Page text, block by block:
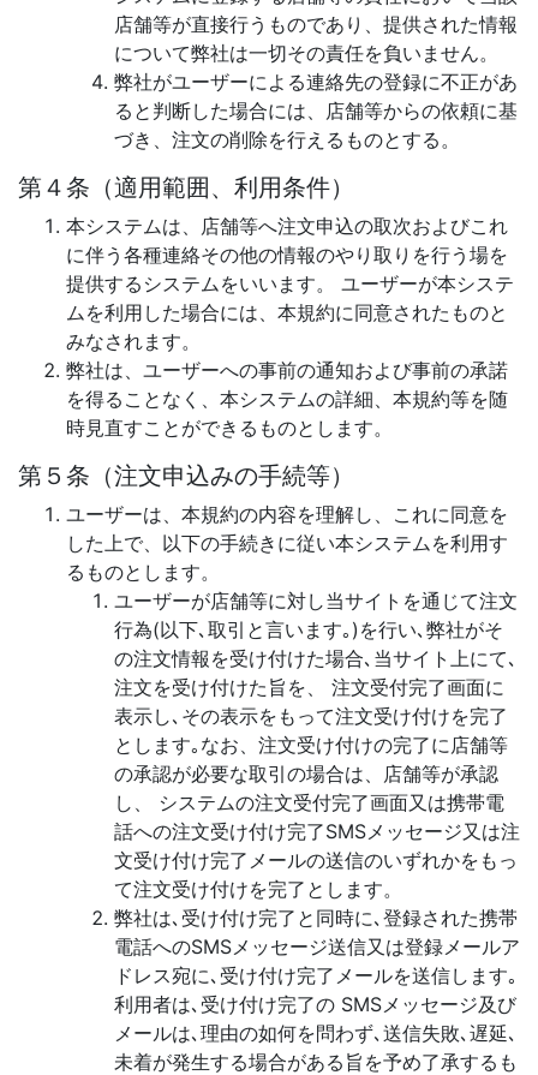
店舗等が直接行うものであり、提供された情報
について弊社は一切その責任を負いません。
弊社がユーザーによる連絡先の登録に不正があ
ると判断した場合には、店舗等からの依頼に基
づき、注文の削除を行えるものとする。
第４条（適用範囲、利用条件）
本システムは、店舗等へ注文申込の取次およびこれ
に伴う各種連絡その他の情報のやり取りを行う場を
提供するシステムをいいます。 ユーザーが本システ
ムを利用した場合には、本規約に同意されたものと
みなされます。
弊社は、ユーザーへの事前の通知および事前の承諾
を得ることなく、本システムの詳細、本規約等を随
時見直すことができるものとします。
第５条（注文申込みの手続等）
ユーザーは、本規約の内容を理解し、これに同意を
した上で、以下の手続きに従い本システムを利用す
るものとします。
ユーザーが店舗等に対し当サイトを通じて注文
行為(以下､取引と言います｡)を行い､弊社がそ
の注文情報を受け付けた場合､当サイト上にて､
注文を受け付けた旨を、 注文受付完了画面に
表示し､その表示をもって注文受け付けを完了
とします｡なお、注文受け付けの完了に店舗等
の承認が必要な取引の場合は、店舗等が承認
し、 システムの注文受付完了画面又は携帯電
話への注文受け付け完了SMSメッセージ又は注
文受け付け完了メールの送信のいずれかをもっ
て注文受け付けを完了とします。
弊社は､受け付け完了と同時に､登録された携帯
電話へのSMSメッセージ送信又は登録メールア
ドレス宛に､受け付け完了メールを送信します｡
利用者は､受け付け完了の SMSメッセージ及び
メールは､理由の如何を問わず､送信失敗､遅延､
未着が発生する場合がある旨を予め了承するも